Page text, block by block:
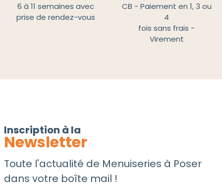
6 à 11 semaines avec
prise de rendez-vous
CB - Paiement en 1, 3 ou
4
fois sans frais -
Virement
Inscription à la
Newsletter
Toute l'actualité de Menuiseries à Poser
dans votre boîte mail !